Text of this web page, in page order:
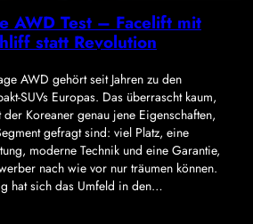
AWD Test – Facelift mit
statt Revolution
AWD gehört seit Jahren zu den
SUVs Europas. Das überrascht kaum,
Koreaner genau jene Eigenschaften,
gefragt sind: viel Platz, eine
moderne Technik und eine Garantie,
nach wie vor nur träumen können.
hat sich das Umfeld in den…